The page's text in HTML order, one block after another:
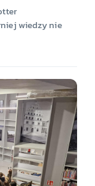
wiedzy nie